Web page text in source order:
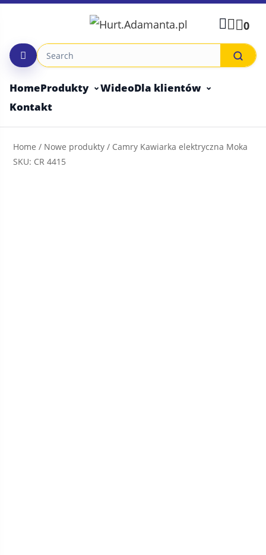
Skip
0
HomeProdukty WideoDla klientów
Kontakt
Home / Nowe produkty / Camry Kawiarka elektryczna Moka
SKU: CR 4415